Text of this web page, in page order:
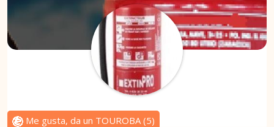
Me gusta, da un TOUROBA(5)